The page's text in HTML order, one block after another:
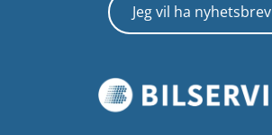
Jeg vil ha nyhetsbrev